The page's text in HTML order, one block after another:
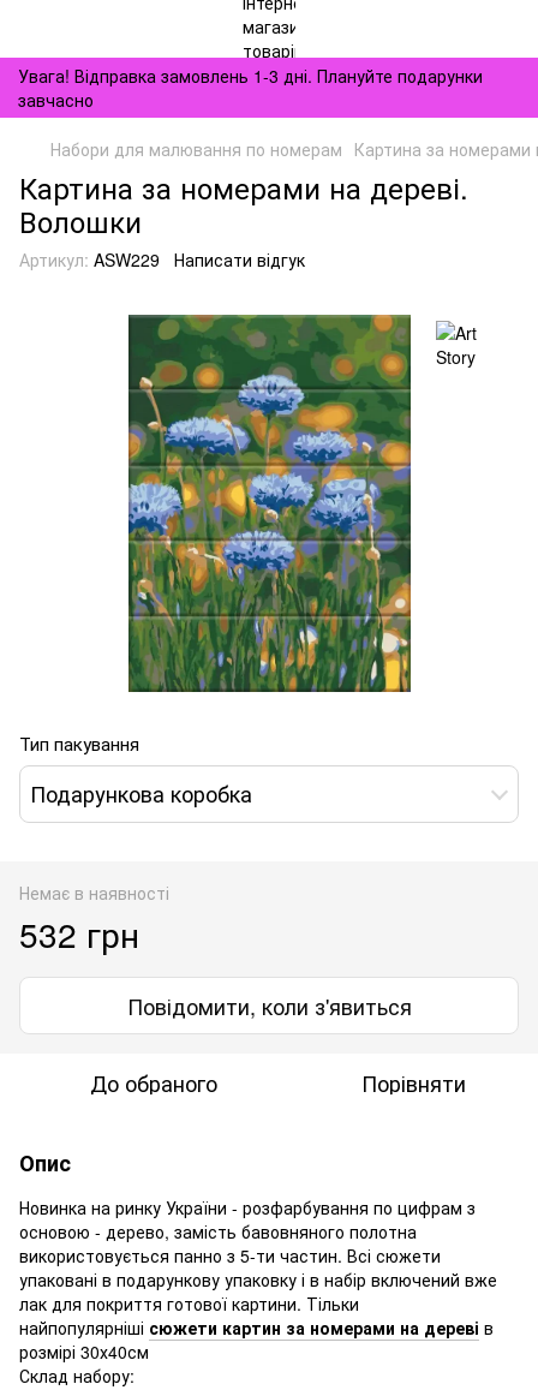
Увага! Відправка замовлень 1-3 дні. Плануйте подарунки
завчасно
Набори для малювання по номерам Картина за номерами
Картина за номерами на дереві.
Волошки
Артикул: ASW229 Написати відгук
Тип пакування
Подарункова коробка
Немає в наявності
532 грн
Повідомити, коли з'явиться
До обраного Порівняти
Опис
Новинка на ринку України - розфарбування по цифрам з
основою - дерево, замість бавовняного полотна
використовується панно з 5-ти частин. Всі сюжети
упаковані в подарункову упаковку і в набір включений вже
лак для покриття готової картини. Тільки
найпопулярніші сюжети картин за номерами на дереві в
розмірі 30х40см
Склад набору: